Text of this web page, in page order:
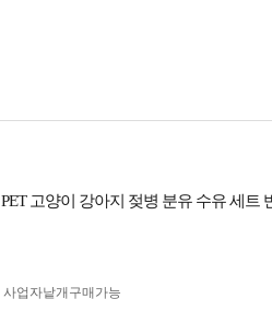
PET 고양이 강아지 젖병 분유 수유 세트
사업자 낱개구매가능